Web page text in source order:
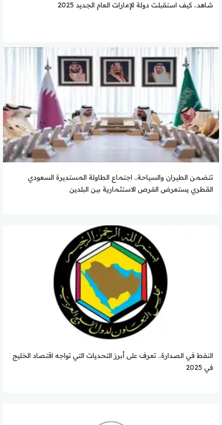
شاهد.. كيف استقبلت دولة الإمارات العام الجديد 2025
تتضمن الطيران والسياحة.. اجتماع الطاولة المستديرة السعودي
القطري يستعرض الفرص الاستثمارية بين البلدين
النفط في الصدارة.. تعرف على أبرز التحديات التي تواجه اقتصاد الخليج
في 2025